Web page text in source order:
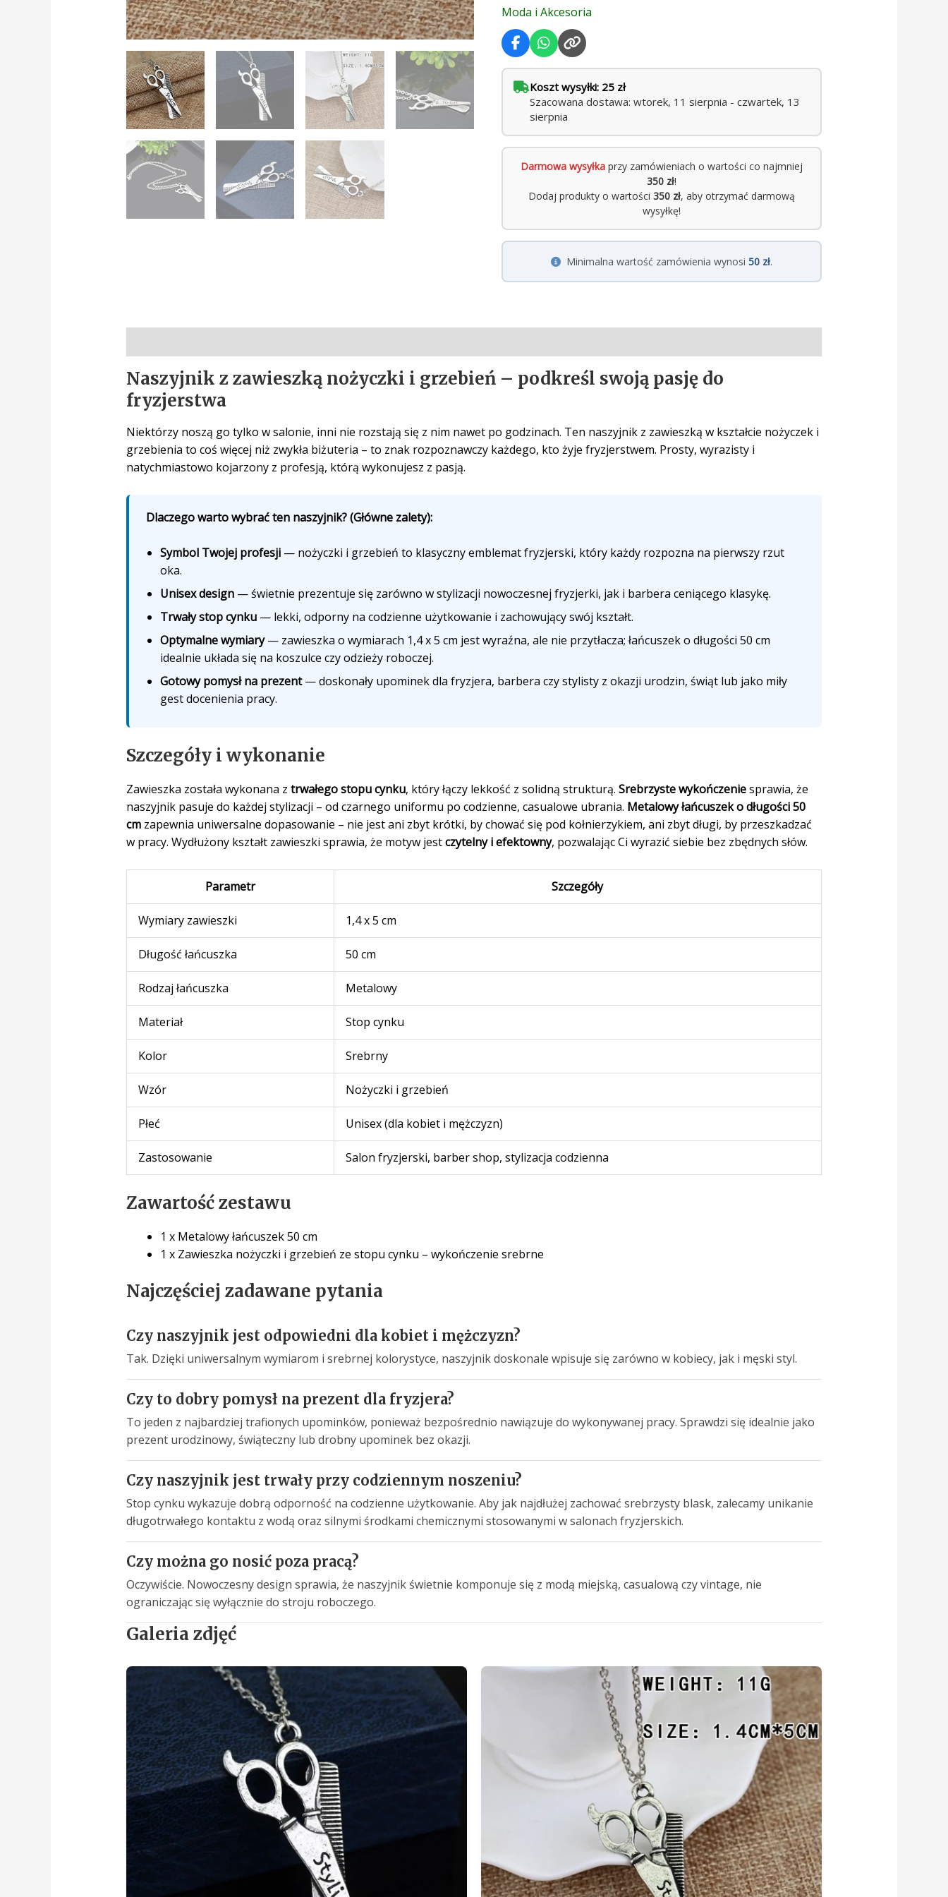
cm
Moda i Akcesoria
Koszt wysyłki: 25 zł
Szacowana dostawa: wtorek, 11 sierpnia - czwartek, 13
sierpnia
Darmowa wysyłka przy zamówieniach o wartości co najmniej
350 zł!
Dodaj produkty o wartości350 zł, aby otrzymać darmową
wysyłkę!
Minimalna wartość zamówienia wynosi50 zł.
Naszyjnik z zawieszką nożyczki i grzebień – podkreśl swoją pasję do
fryzjerstwa
Niektórzy noszą go tylko w salonie, inni nie rozstają się z nim nawet po godzinach. Ten naszyjnik z zawieszką w kształcie nożyczek i
grzebienia to coś więcej niż zwykła biżuteria – to znak rozpoznawczy każdego, kto żyje fryzjerstwem. Prosty, wyrazisty i
natychmiastowo kojarzony z profesją, którą wykonujesz z pasją.
Dlaczego warto wybrać ten naszyjnik? (Główne zalety):
Symbol Twojej profesji— nożyczki i grzebień to klasyczny emblemat fryzjerski, który każdy rozpozna na pierwszy rzut
oka.
Unisex design— świetnie prezentuje się zarówno w stylizacji nowoczesnej fryzjerki, jak i barbera ceniącego klasykę.
Trwały stop cynku— lekki, odporny na codzienne użytkowanie i zachowujący swój kształt.
Optymalne wymiary— zawieszka o wymiarach 1,4 x 5 cm jest wyraźna, ale nie przytłacza; łańcuszek o długości 50 cm
idealnie układa się na koszulce czy odzieży roboczej.
Gotowy pomysł na prezent— doskonały upominek dla fryzjera, barbera czy stylisty z okazji urodzin, świąt lub jako miły
gest docenienia pracy.
Szczegóły i wykonanie
Zawieszka została wykonana z trwałego stopu cynku, który łączy lekkość z solidną strukturą. Srebrzyste wykończeniesprawia, że
naszyjnik pasuje do każdej stylizacji – od czarnego uniformu po codzienne, casualowe ubrania. Metalowy łańcuszek o długości 50
cmzapewnia uniwersalne dopasowanie – nie jest ani zbyt krótki, by chować się pod kołnierzykiem, ani zbyt długi, by przeszkadzać
w pracy. Wydłużony kształt zawieszki sprawia, że motyw jestczytelny i efektowny, pozwalając Ci wyrazić siebie bez zbędnych słów.
Parametr Szczegóły
Wymiary zawieszki 1,4 x 5 cm
Długość łańcuszka 50 cm
Rodzaj łańcuszka Metalowy
Materiał Stop cynku
Kolor Srebrny
Wzór Nożyczki i grzebień
Płeć Unisex (dla kobiet i mężczyzn)
Zastosowanie Salon fryzjerski, barber shop, stylizacja codzienna
Zawartość zestawu
1 x Metalowy łańcuszek 50 cm
1 x Zawieszka nożyczki i grzebień ze stopu cynku – wykończenie srebrne
Najczęściej zadawane pytania
Czy naszyjnik jest odpowiedni dla kobiet i mężczyzn?
Tak. Dzięki uniwersalnym wymiarom i srebrnej kolorystyce, naszyjnik doskonale wpisuje się zarówno w kobiecy, jak i męski styl.
Czy to dobry pomysł na prezent dla fryzjera?
To jeden z najbardziej trafionych upominków, ponieważ bezpośrednio nawiązuje do wykonywanej pracy. Sprawdzi się idealnie jako
prezent urodzinowy, świąteczny lub drobny upominek bez okazji.
Czy naszyjnik jest trwały przy codziennym noszeniu?
Stop cynku wykazuje dobrą odporność na codzienne użytkowanie. Aby jak najdłużej zachować srebrzysty blask, zalecamy unikanie
długotrwałego kontaktu z wodą oraz silnymi środkami chemicznymi stosowanymi w salonach fryzjerskich.
Czy można go nosić poza pracą?
Oczywiście. Nowoczesny design sprawia, że naszyjnik świetnie komponuje się z modą miejską, casualową czy vintage, nie
ograniczając się wyłącznie do stroju roboczego.
Galeria zdjęć